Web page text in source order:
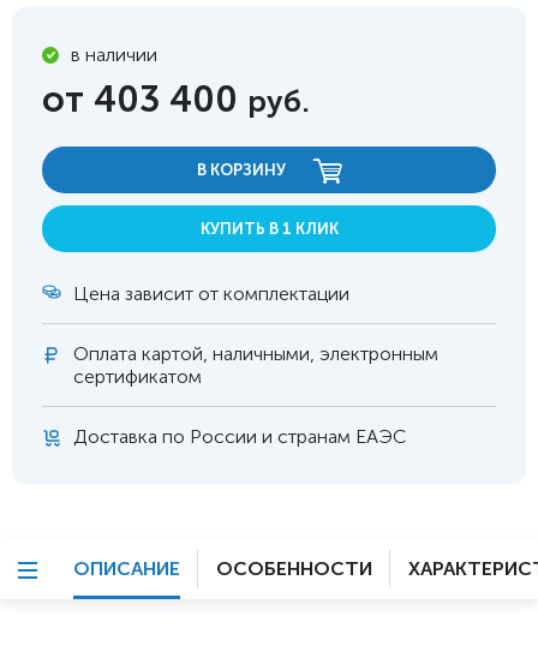
в наличии
403 400 руб.
В КОРЗИНУ
КУПИТЬ В 1 КЛИК
Цена зависит от комплектации
Оплата картой, наличными, электронным
сертификатом
Доставка по России и странам ЕАЭС
ОПИСАНИЕ ОСОБЕННОСТИ